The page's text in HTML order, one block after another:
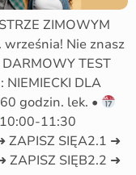
ZIMOWYM
Nie znasz
TEST
NIEMIECKI DLA
godzin. lek. •
10:00-11:30
ZAPISZ SIĘA2.1 ➜
ZAPISZ SIĘB2.2 ➜